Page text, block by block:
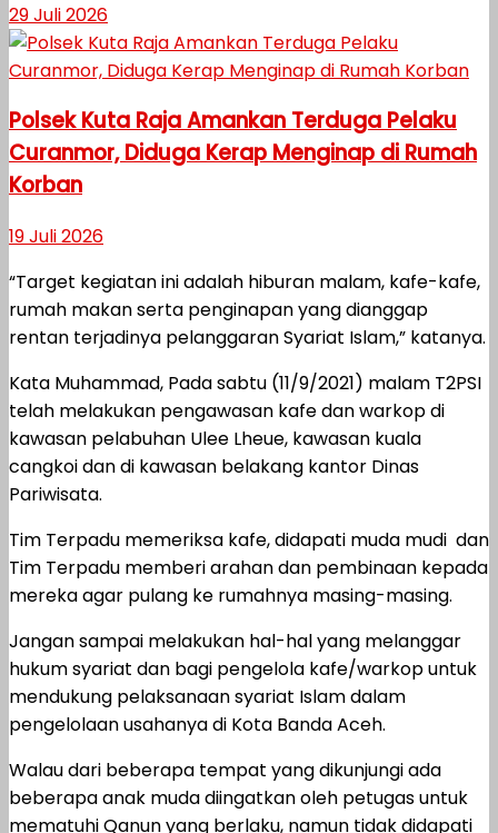
29 Juli 2026
Polsek Kuta Raja Amankan Terduga Pelaku
Curanmor, Diduga Kerap Menginap di Rumah
Korban
19 Juli 2026
“Target kegiatan ini adalah hiburan malam, kafe-kafe,
rumah makan serta penginapan yang dianggap
rentan terjadinya pelanggaran Syariat Islam,” katanya.
Kata Muhammad, Pada sabtu (11/9/2021) malam T2PSI
telah melakukan pengawasan kafe dan warkop di
kawasan pelabuhan Ulee Lheue, kawasan kuala
cangkoi dan di kawasan belakang kantor Dinas
Pariwisata.
Tim Terpadu memeriksa kafe, didapati muda mudi dan
Tim Terpadu memberi arahan dan pembinaan kepada
mereka agar pulang ke rumahnya masing-masing.
Jangan sampai melakukan hal-hal yang melanggar
hukum syariat dan bagi pengelola kafe/warkop untuk
mendukung pelaksanaan syariat Islam dalam
pengelolaan usahanya di Kota Banda Aceh.
Walau dari beberapa tempat yang dikunjungi ada
beberapa anak muda diingatkan oleh petugas untuk
mematuhi Qanun yang berlaku, namun tidak didapati